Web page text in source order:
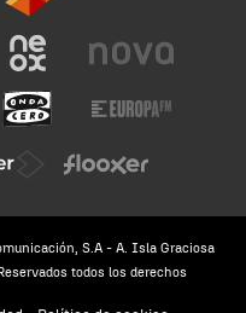
S.A - A. Isla Graciosa
todos los derechos